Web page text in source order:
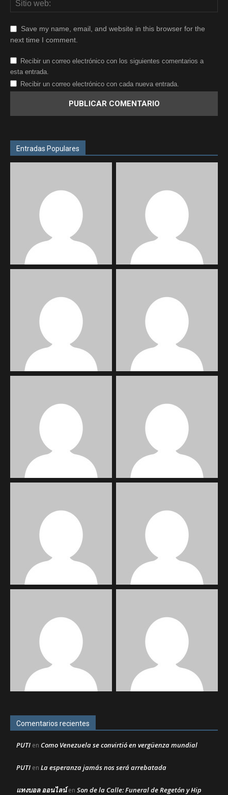
Save my name, email, and website in this browser for the
next time I comment.
Recibir un correo electrónico con los siguientes comentarios a
esta entrada.
Recibir un correo electrónico con cada nueva entrada.
Entradas Populares
Comentarios recientes
PUTI en Como Venezuela se convirtió en vergüenza mundial
PUTI en La esperanza jamás nos será arrebatada
แทงบอล ออนไลน์en Son de la Calle: Funeral de Regetón y Hip